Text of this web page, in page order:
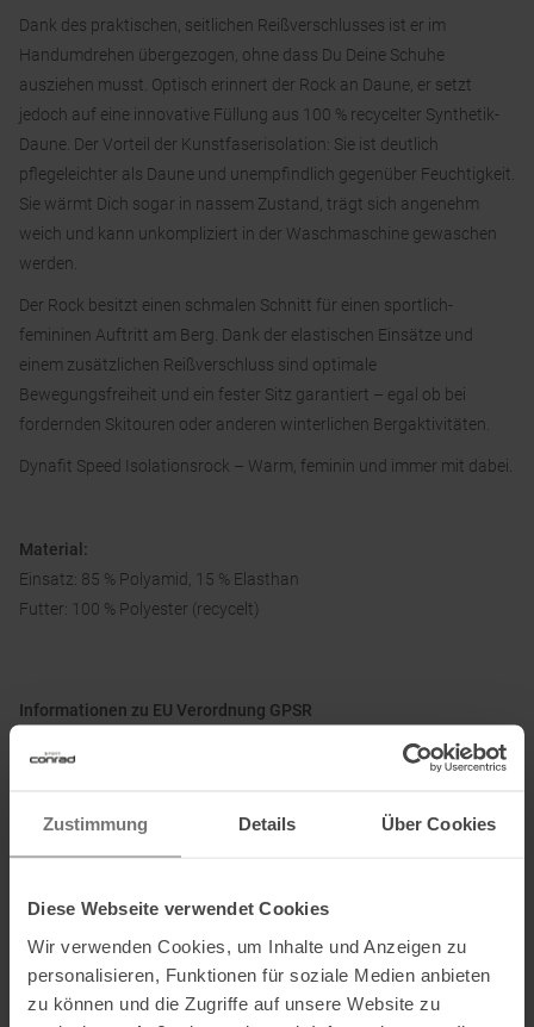
Zustimmung Details Über Cookies
Diese Webseite verwendet Cookies
Wir verwenden Cookies, um Inhalte und Anzeigen zu
personalisieren, Funktionen für soziale Medien anbieten
zu können und die Zugriffe auf unsere Website zu
Dank des praktischen, seitlichen Reißverschlusses ist er im
Handumdrehen übergezogen, ohne dass Du Deine Schuhe
ausziehen musst. Optisch erinnert der Rock an Daune, er setzt
jedoch auf eine innovative Füllung aus 100 % recycelter Synthetik-
Daune. Der Vorteil der Kunstfaserisolation: Sie ist deutlich
pflegeleichter als Daune und unempfindlich gegenüber Feuchtigkeit.
Sie wärmt Dich sogar in nassem Zustand, trägt sich angenehm
weich und kann unkompliziert in der Waschmaschine gewaschen
werden.
Der Rock besitzt einen schmalen Schnitt für einen sportlich-
femininen Auftritt am Berg. Dank der elastischen Einsätze und
einem zusätzlichen Reißverschluss sind optimale
Bewegungsfreiheit und ein fester Sitz garantiert – egal ob bei
fordernden Skitouren oder anderen winterlichen Bergaktivitäten.
Dynafit Speed Isolationsrock – Warm, feminin und immer mit dabei.
Material:
Einsatz: 85 % Polyamid, 15 % Elasthan
Futter: 100 % Polyester (recycelt)
Informationen zu EU Verordnung GPSR
Name des Herstellers:
Ausgezeichnet mit :